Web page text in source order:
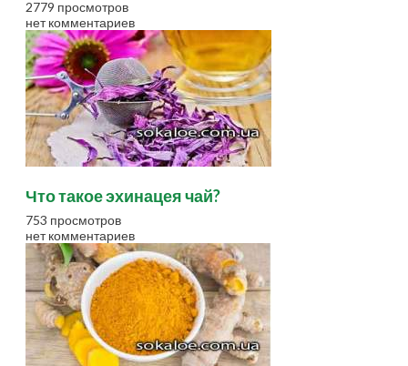
2779 просмотров
нет комментариев
Что такое эхинацея чай?
753 просмотров
нет комментариев